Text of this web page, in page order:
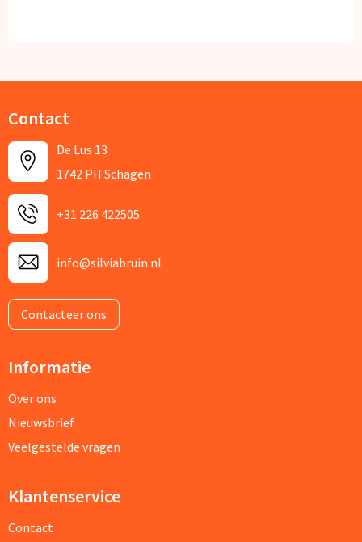
Contact
De Lus 13
1742 PH Schagen
+31 226 422505
info@silviabruin.nl
Contacteer ons
Informatie
Over ons
Nieuwsbrief
Veelgestelde vragen
Klantenservice
Contact